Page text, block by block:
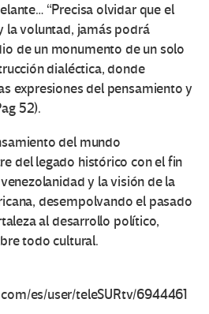
“Precisa olvidar que el
la voluntad, jamás podrá
de un monumento de un solo
dialéctica, donde
expresiones del pensamiento y
52).
del mundo
del legado histórico con el fin
y la visión de la
desempolvando el pasado
al desarrollo político,
todo cultural.
es/user/teleSURtv/6944461